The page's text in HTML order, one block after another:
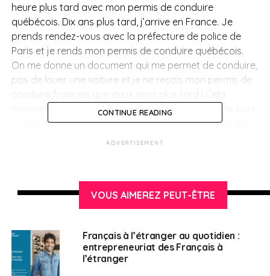
heure plus tard avec mon permis de conduire
québécois. Dix ans plus tard, j’arrive en France. Je
prends rendez-vous avec la préfecture de police de
Paris et je rends mon permis de conduire québécois.
On me donne un document qui me permet de conduire,
pas de louer une voiture et je ne reçois mon permis de
montre bien l’ampleur de la tâche que nous avons pour
toutes les démarches administratives notamment les
porter ce combat pour les aider à simplifier leur vie
quotidienne.
passeports ? Nous avons fait une émission d’une heure
le 12 février 2021 avec les Français du Royaume-Uni et
la question qui revenait le plus souvent était : “Au
CONTINUE READING
ADVERTISEMENT
VOUS AIMEREZ PEUT-ÊTRE
Français à l’étranger au quotidien :
entrepreneuriat des Français à
l’étranger